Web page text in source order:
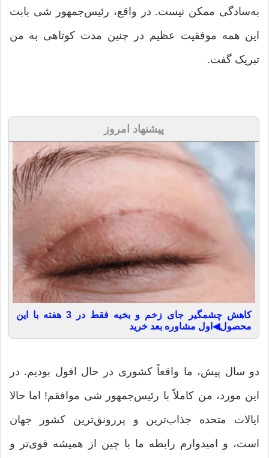
به‌سادگی ممکن نیست. در واقع، رئیس‌جمهور شی بابت
این همه موفقیت عظیم در چنین مدت کوتاهی به من
تبریک گفت.
پیشنهاد امروز
کاهش چشمگیر جای زخم و بخیه فقط در 3 هفته با این
محصول◀اول مشاوره بعد خرید
دو سال پیش، ما واقعاً کشوری در حال افول بودیم. در
این مورد، من کاملاً با رئیس‌جمهور شی موافقم! اما حالا
ایالات متحده جذاب‌ترین و پررونق‌ترین کشور جهان
است، و امیدوارم رابطه ما با چین از همیشه قوی‌تر و